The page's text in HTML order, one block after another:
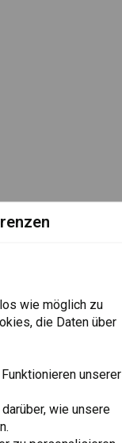
wie möglich zu
die Daten über
unserer
wie unsere